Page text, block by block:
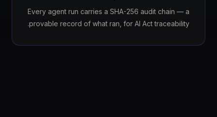
Every agent run carries a SHA-256 audit chain — a
provable record of what ran, for AI Act traceability.